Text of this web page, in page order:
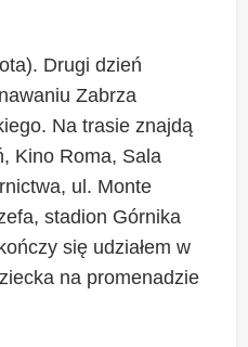
Drugi dzień
Zabrza
Na trasie znajdą
Kino Roma, Sala
ul. Monte
stadion Górnika
się udziałem w
na promenadzie